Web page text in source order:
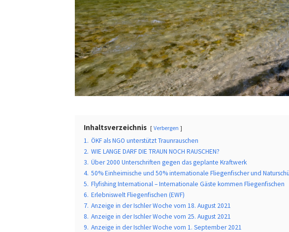
Inhaltsverzeichnis Verbergen
1. ÖKF als NGO unterstützt Traunrauschen
2. WIE LANGE DARF DIE TRAUN NOCH RAUSCHEN?
3. Über 2000 Unterschriften gegen das geplante Kraftwerk
4. 50% Einheimische und 50% internationale Fliegenfischer und
5. Flyfishing International – Internationale Gäste kommen Fliegenfischen
6. Erlebniswelt Fliegenfischen (EWF)
7. Anzeige in der Ischler Woche vom 18. August 2021
8. Anzeige in der Ischler Woche vom 25. August 2021
9. Anzeige in der Ischler Woche vom 1. September 2021